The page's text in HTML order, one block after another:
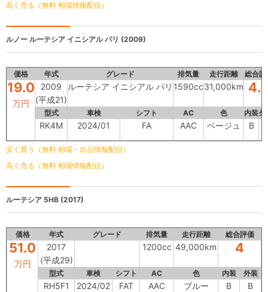
高く売る（無料 相場情報配信）
ルノー ルーテシア イニシアル パリ (2009)
価格 年式 グレード 排気量 走行距離 総合評
19.0
万円
2009
(平成21)
ルーテシア イニシアル パリ 1590cc31,000km
型式 車検 シフト AC 色 内装外
RK4M 2024/01 FA AAC ベージュ B
安く買う（無料 相場・出品情報配信）
高く売る（無料 相場情報配信）
ルーテシア 5HB (2017)
価格 年式 グレード 排気量 走行距離 総合評価
51.0
万円
2017
(平成29)
1200cc 49,000km 4
型式 車検 シフト AC 色 内装 外装
RH5F1 2024/02 FAT AAC ブルー B B